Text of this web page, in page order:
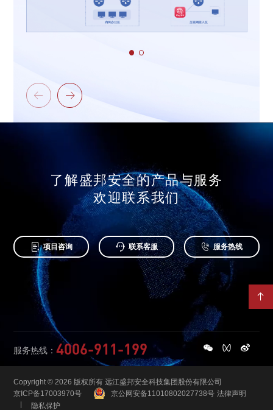
 

了解盛邦安全的产品与服务
欢迎联系我们
 项目咨询  联系客服  服务热线
服务热线：4006-911-199
Copyright © 2026 版权所有 远江盛邦安全科技集团股份有限公司
京ICP备17003970号
京公网安备11010802027738号 法律声明
隐私保护